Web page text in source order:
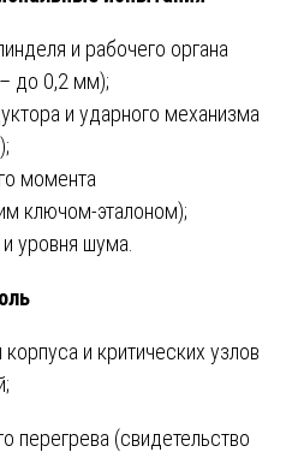
и рабочего органа
до 0,2 мм);
и ударного механизма
момента
ключом-эталоном);
уровня шума.
и критических узлов
перегрева (свидетельство